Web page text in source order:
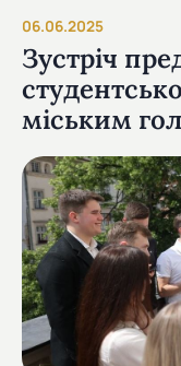
06.06.2025
Зустріч
міським